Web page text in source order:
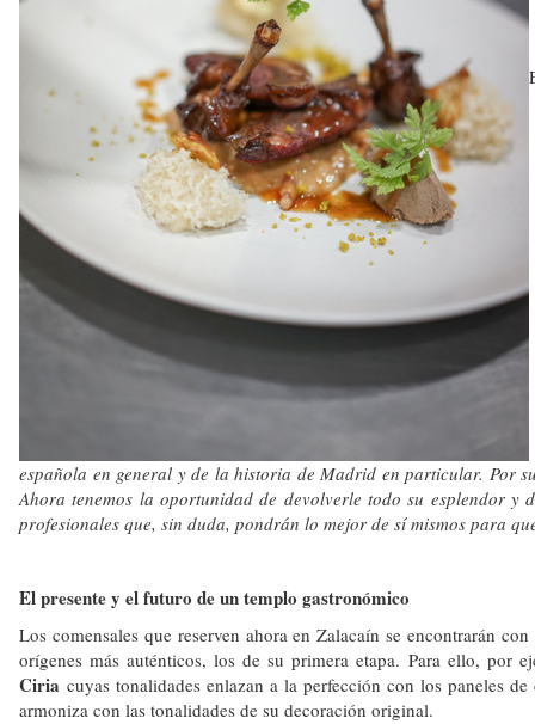
española en general y de la historia de Madrid en particular. Por
Ahora tenemos la oportunidad de devolverle todo su esplendor
profesionales que, sin duda, pondrán lo mejor de sí mismos para
El presente y el futuro de un templo gastronómico
Los comensales que reserven ahora en Zalacaín se encontrarán
orígenes más auténticos, los de su primera etapa. Para ello, por
Ciria cuyas tonalidades enlazan a la perfección con los paneles
armoniza con las tonalidades de su decoración original.